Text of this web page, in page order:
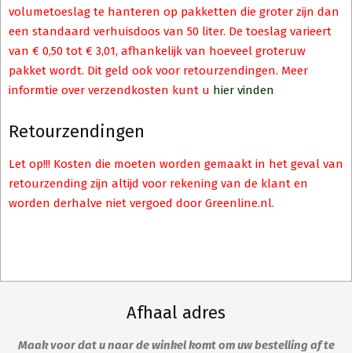
volumetoeslag te hanteren op pakketten die groter zijn dan
een standaard verhuisdoos van 50 liter. De toeslag varieert
van € 0,50 tot € 3,01, afhankelijk van hoeveel groteruw
pakket wordt. Dit geld ook voor retourzendingen. Meer
informtie over verzendkosten kunt u hier vinden
Retourzendingen
Let op!!! Kosten die moeten worden gemaakt in het geval van
retourzending zijn altijd voor rekening van de klant en
worden derhalve niet vergoed door Greenline.nl.
Afhaal adres
Maak voor dat u naar de winkel komt om uw bestelling af te